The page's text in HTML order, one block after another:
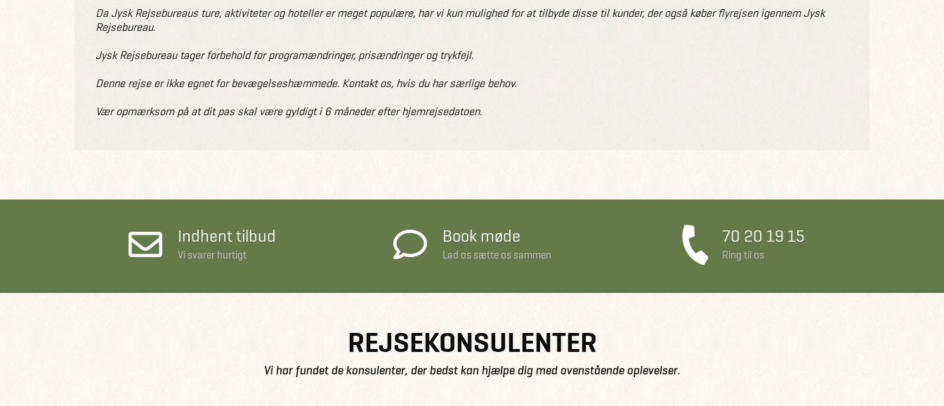
Da Jysk Rejsebureaus ture, aktiviteter og hoteller er meget populære, har vi kun mulighed for at tilbyde disse til kunder, der også køber flyrejsen igennem Jysk
Rejsebureau.
Jysk Rejsebureau tager forbehold for programændringer, prisændringer og trykfejl.
Denne rejse er ikke egnet for bevægelseshæmmede. Kontakt os, hvis du har særlige behov.
Vær opmærksom på at dit pas skal være gyldigt i 6 måneder efter hjemrejsedatoen.
Indhent tilbud
Vi svarer hurtigt
Book møde
Lad os sætte os sammen
70 20 19 15
Ring til os
REJSEKONSULENTER
Vi har fundet de konsulenter, der bedst kan hjælpe dig med ovenstående oplevelser.